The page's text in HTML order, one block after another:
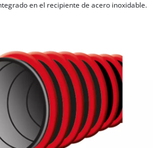
en el recipiente de acero inoxidable.